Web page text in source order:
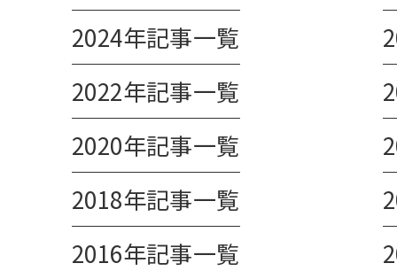
2024年記事一覧
2022年記事一覧
2020年記事一覧
2018年記事一覧
2016年記事一覧